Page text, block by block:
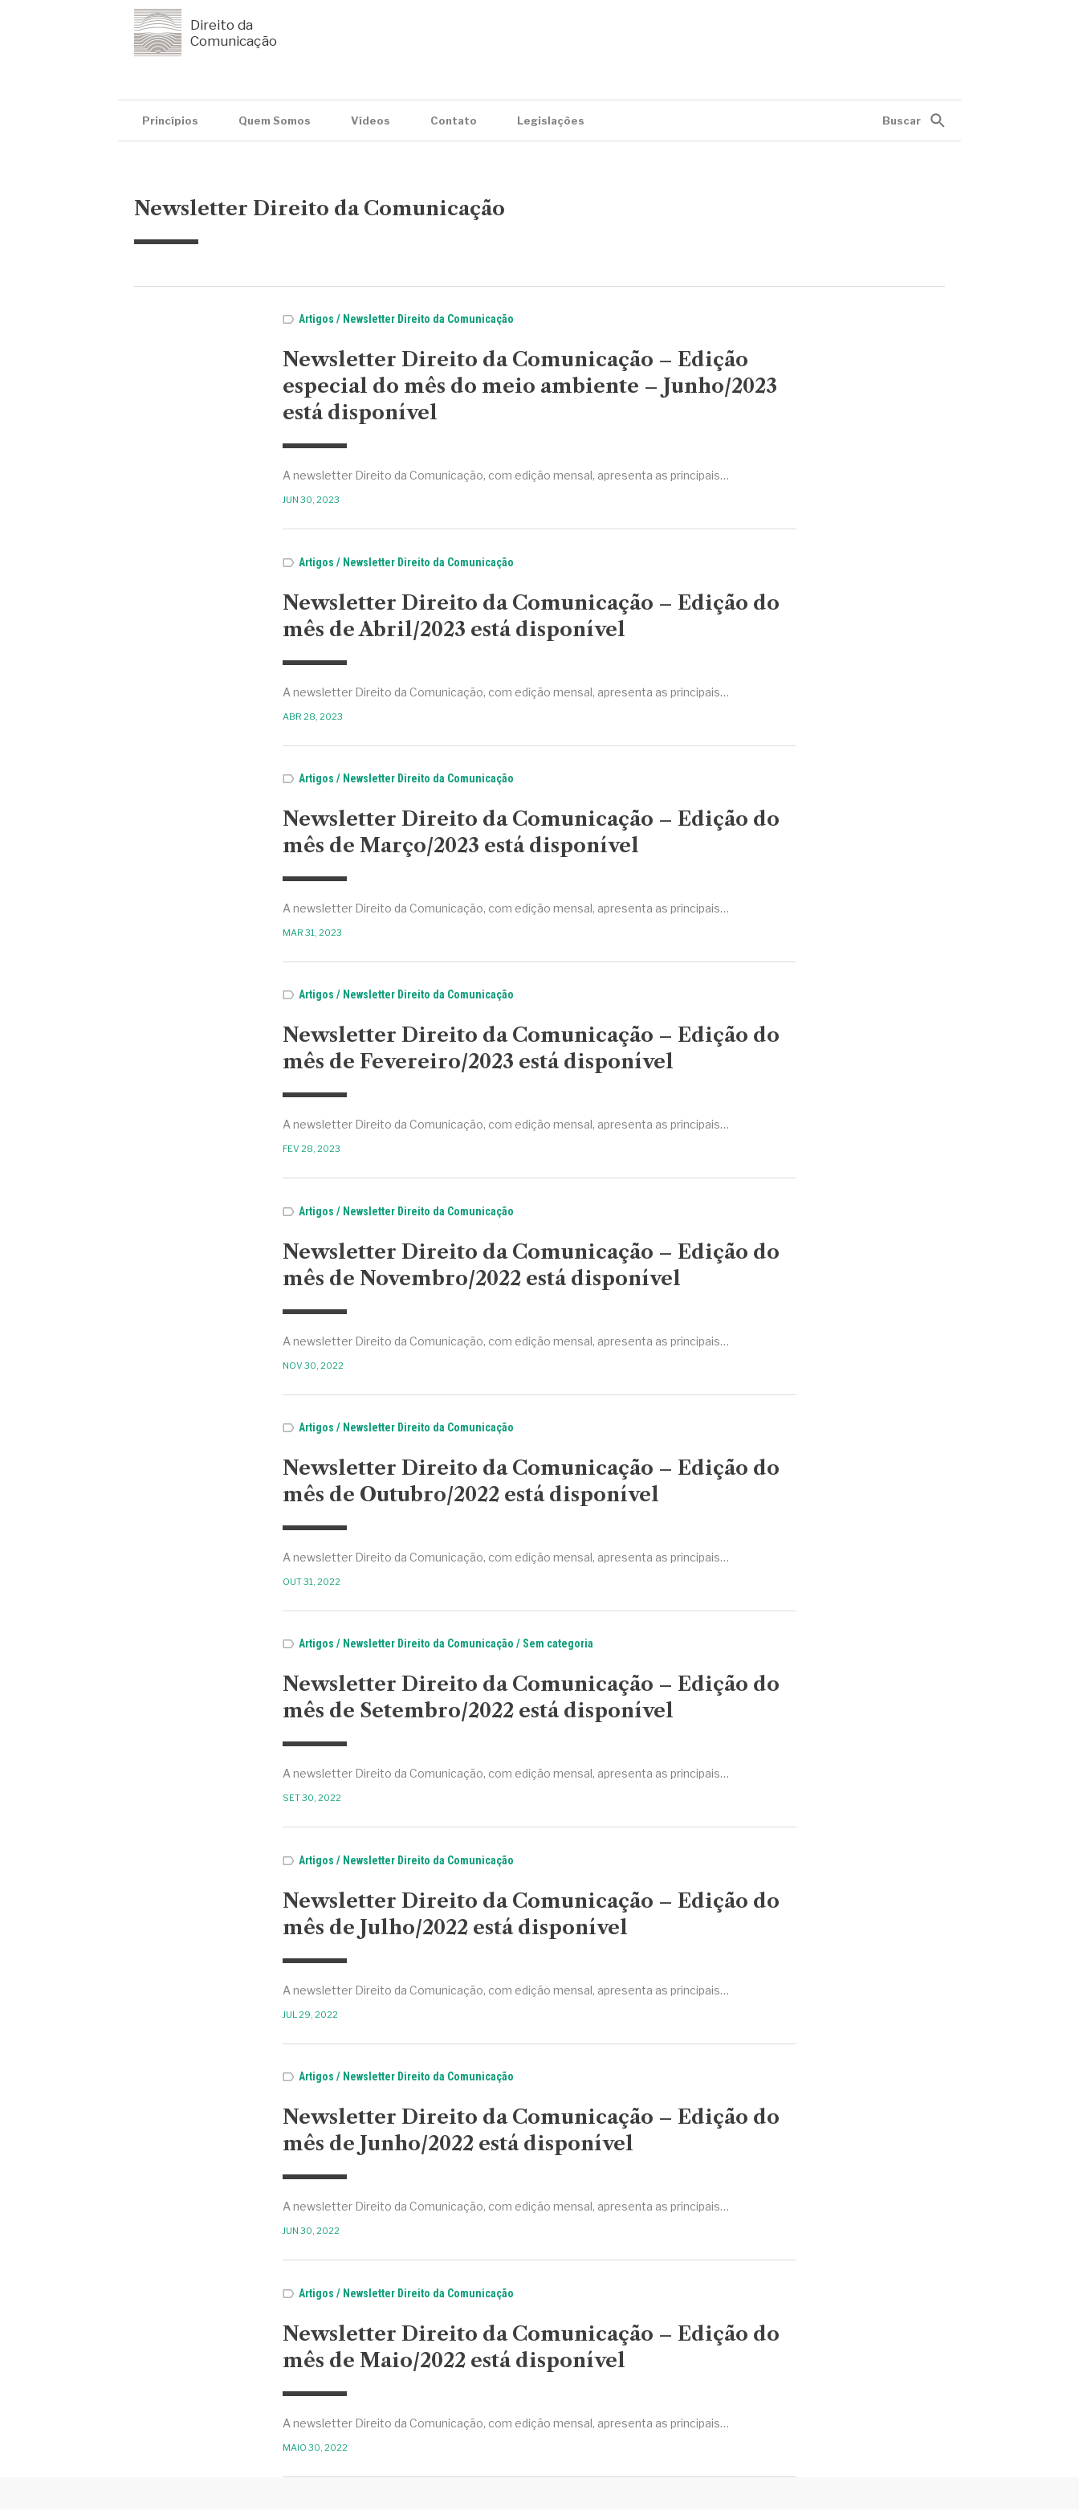
Direito da
Comunicação
Princípios Quem Somos Vídeos Contato Legislações Buscar
Newsletter Direito da Comunicação
Artigos Newsletter Direito da Comunicação
Newsletter Direito da Comunicação – Edição
especial do mês do meio ambiente – Junho/2023
está disponível
A newsletter Direito da Comunicação, com edição mensal, apresenta as principais…
JUN 30, 2023
Artigos Newsletter Direito da Comunicação
Newsletter Direito da Comunicação – Edição do
mês de Abril/2023 está disponível
A newsletter Direito da Comunicação, com edição mensal, apresenta as principais…
ABR 28, 2023
Artigos Newsletter Direito da Comunicação
Newsletter Direito da Comunicação – Edição do
mês de Março/2023 está disponível
A newsletter Direito da Comunicação, com edição mensal, apresenta as principais…
MAR 31, 2023
Artigos Newsletter Direito da Comunicação
Newsletter Direito da Comunicação – Edição do
mês de Fevereiro/2023 está disponível
A newsletter Direito da Comunicação, com edição mensal, apresenta as principais…
FEV 28, 2023
Artigos Newsletter Direito da Comunicação
Newsletter Direito da Comunicação – Edição do
mês de Novembro/2022 está disponível
A newsletter Direito da Comunicação, com edição mensal, apresenta as principais…
NOV 30, 2022
Artigos Newsletter Direito da Comunicação
Newsletter Direito da Comunicação – Edição do
mês de Outubro/2022 está disponível
A newsletter Direito da Comunicação, com edição mensal, apresenta as principais…
OUT 31, 2022
Artigos Newsletter Direito da Comunicação Sem categoria
Newsletter Direito da Comunicação – Edição do
mês de Setembro/2022 está disponível
A newsletter Direito da Comunicação, com edição mensal, apresenta as principais…
SET 30, 2022
Artigos Newsletter Direito da Comunicação
Newsletter Direito da Comunicação – Edição do
mês de Julho/2022 está disponível
A newsletter Direito da Comunicação, com edição mensal, apresenta as principais…
JUL 29, 2022
Artigos Newsletter Direito da Comunicação
Newsletter Direito da Comunicação – Edição do
mês de Junho/2022 está disponível
A newsletter Direito da Comunicação, com edição mensal, apresenta as principais…
JUN 30, 2022
Artigos Newsletter Direito da Comunicação
Newsletter Direito da Comunicação – Edição do
mês de Maio/2022 está disponível
A newsletter Direito da Comunicação, com edição mensal, apresenta as principais…
MAIO 30, 2022